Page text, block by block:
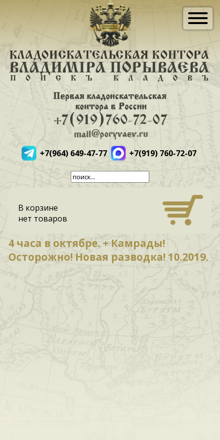
+7(964) 649-47-77 +7(919) 760-72-07
В корзине
нет товаров
4 часа в октябре. + Камрады!
Осторожно! Новая разводка! 10.2019.